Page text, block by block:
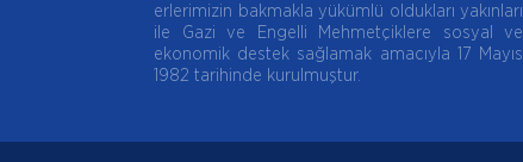
erlerimizin bakmakla yükümlü oldukları yakınları
ile Gazi ve Engelli Mehmetçiklere sosyal ve
ekonomik destek sağlamak amacıyla 17 Mayıs
1982 tarihinde kurulmuştur.